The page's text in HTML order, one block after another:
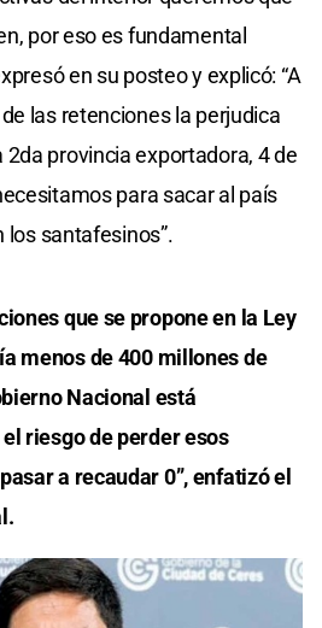
por eso es fundamental
en su posteo y explicó: “A
las retenciones la perjudica
provincia exportadora, 4 de
para sacar al país
los santafesinos”.
que se propone en la Ley
menos de 400 millones de
Nacional está
riesgo de perder esos
a recaudar 0”, enfatizó el